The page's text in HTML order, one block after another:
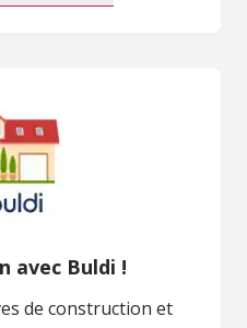
avec Buldi !
de construction et